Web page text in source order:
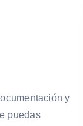
y
puedas